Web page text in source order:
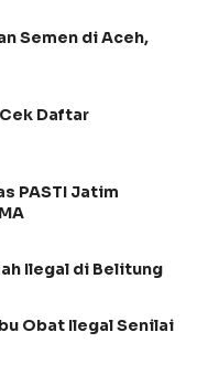
Semen di Aceh,
Daftar
PASTI Jatim
Ilegal di Belitung
Obat Ilegal Senilai